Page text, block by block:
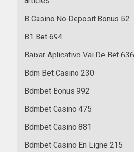
B Casino No Deposit Bonus 52
B1 Bet 694
Baixar Aplicativo Vai De Bet 636
Bdm Bet Casino 230
Bdmbet Bonus 992
Bdmbet Casino 475
Bdmbet Casino 881
Bdmbet Casino En Ligne 215